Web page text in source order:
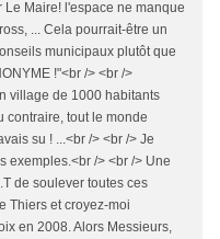
Maire! l'espace ne manque
... Cela pourrait-être un
municipaux plutôt que
!"<br /> <br />
village de 1000 habitants
contraire, tout le monde
su ! ...<br /> <br /> Je
exemples.<br /> <br /> Une
de soulever toutes ces
Thiers et croyez-moi
en 2008. Alors Messieurs,